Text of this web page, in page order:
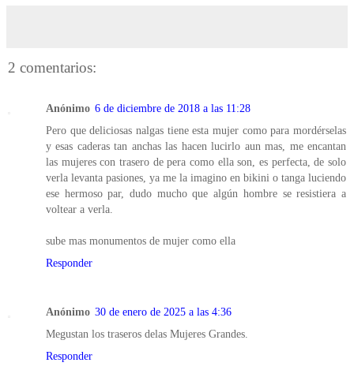
2 comentarios:
Anónimo 6 de diciembre de 2018 a las 11:28
Pero que deliciosas nalgas tiene esta mujer como para mordérselas
y esas caderas tan anchas las hacen lucirlo aun mas, me encantan
las mujeres con trasero de pera como ella son, es perfecta, de solo
verla levanta pasiones, ya me la imagino en bikini o tanga luciendo
ese hermoso par, dudo mucho que algún hombre se resistiera a
voltear a verla.
sube mas monumentos de mujer como ella
Responder
Anónimo 30 de enero de 2025 a las 4:36
Megustan los traseros delas Mujeres Grandes.
Responder